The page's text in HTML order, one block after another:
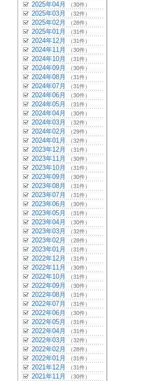
2025年04月 （30件）
2025年03月 （32件）
2025年02月 （28件）
2025年01月 （31件）
2024年12月 （31件）
2024年11月 （30件）
2024年10月 （31件）
2024年09月 （30件）
2024年08月 （31件）
2024年07月 （31件）
2024年06月 （30件）
2024年05月 （31件）
2024年04月 （30件）
2024年03月 （32件）
2024年02月 （29件）
2024年01月 （32件）
2023年12月 （31件）
2023年11月 （30件）
2023年10月 （31件）
2023年09月 （30件）
2023年08月 （31件）
2023年07月 （31件）
2023年06月 （30件）
2023年05月 （31件）
2023年04月 （30件）
2023年03月 （32件）
2023年02月 （28件）
2023年01月 （31件）
2022年12月 （31件）
2022年11月 （30件）
2022年10月 （31件）
2022年09月 （30件）
2022年08月 （31件）
2022年07月 （31件）
2022年06月 （30件）
2022年05月 （31件）
2022年04月 （31件）
2022年03月 （32件）
2022年02月 （28件）
2022年01月 （31件）
2021年12月 （31件）
2021年11月 （30件）